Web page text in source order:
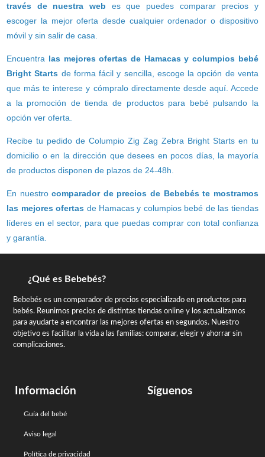
través de nuestra web es que puedes comparar precios y
escoger la mejor oferta desde cualquier ordenador o dispositivo
móvil y sin salir de casa.
Encuentra las mejores ofertas de Hamacas y columpios bebé
Bright Starts de forma fácil y sencilla, escoge la opción de venta
que más te interese y cómpralo directamente desde aquí. Accede
a la promoción de tienda de productos para bebé pulsando la
opción ver oferta.
Recibe tu pedido de Columpio Zig Zag Zebra Bright Starts en tu
domicilio o en la dirección que desees en pocos días, la mayoría
de productos disponen de plazos de 24-48h.
En nuestrocomparador de precios de Bebebés te mostramos
las mejores ofertas de Hamacas y columpios bebé de las tiendas
líderes en el sector, para que puedas comprar con total confianza
y garantía.
¿Qué es Bebebés?
Bebebés es un comparador de precios especializado en productos para
bebés. Reunimos precios de distintas tiendas online y los actualizamos
para ayudarte a encontrar las mejores ofertas en segundos. Nuestro
objetivo es facilitar la vida a las familias: comparar, elegir y ahorrar sin
complicaciones.
Información
Guía del bebé
Aviso legal
Política de privacidad
Síguenos